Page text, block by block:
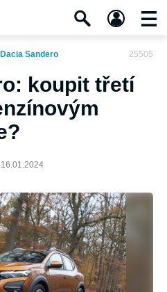
Dacia Sandero 25505
koupit třetí
16.01.2024